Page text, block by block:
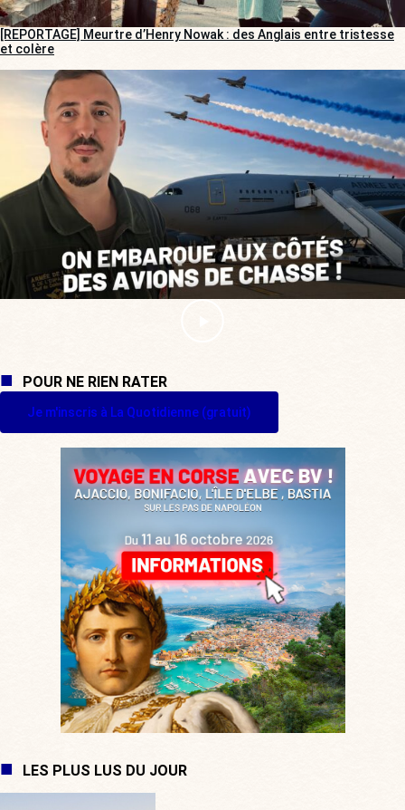
[REPORTAGE] Meurtre d’Henry Nowak : des Anglais entre tristesse
et colère
POUR NE RIEN RATER
Je m'inscris à La Quotidienne (gratuit)
LES PLUS LUS DU JOUR